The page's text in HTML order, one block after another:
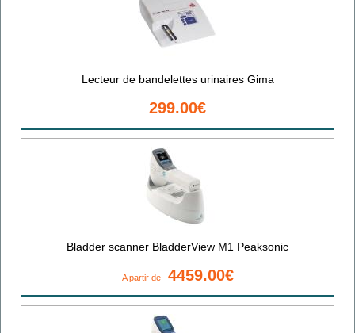
Lecteur de bandelettes urinaires Gima
299.00€
Bladder scanner BladderView M1 Peaksonic
A partir de 4459.00€